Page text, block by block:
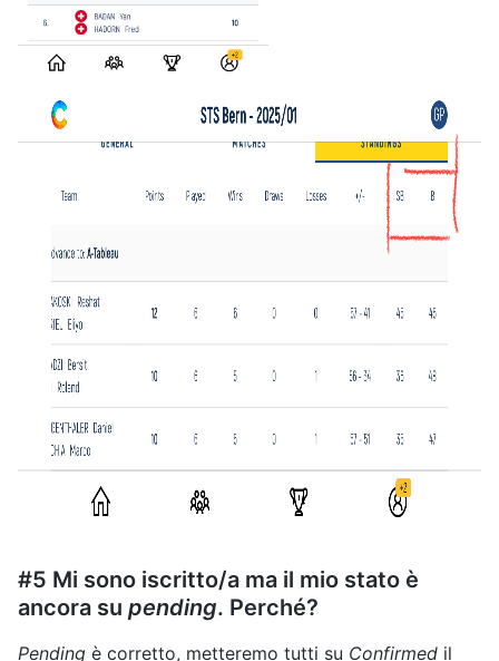
#5 Mi sono iscritto/a ma il mio stato è
ancora su pending. Perché?
Pending è corretto, metteremo tutti su Confirmed il